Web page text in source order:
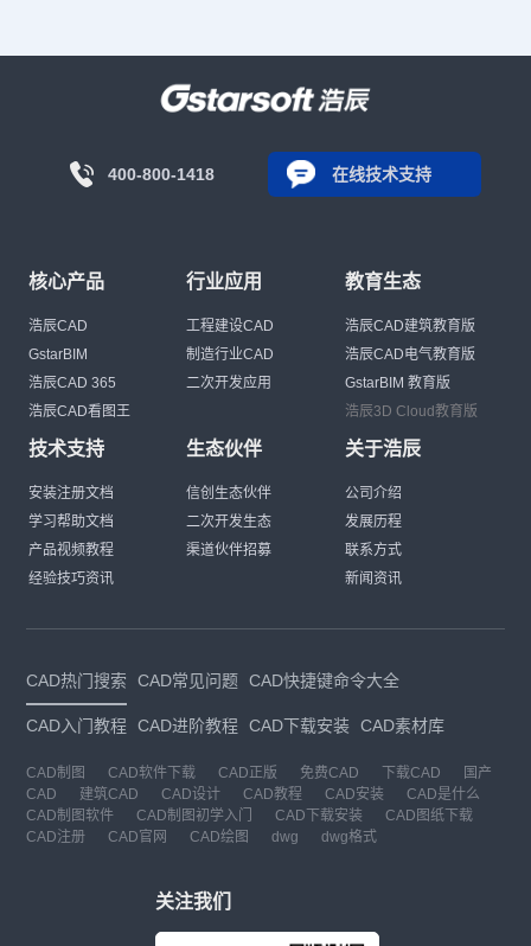
400-800-1418 在线技术支持
核心产品
浩辰CAD
GstarBIM
浩辰CAD 365
浩辰CAD看图王
行业应用
工程建设CAD
制造行业CAD
二次开发应用
教育生态
浩辰CAD建筑教育版
浩辰CAD电气教育版
GstarBIM 教育版
浩辰3D Cloud教育版
技术支持
安装注册文档
学习帮助文档
产品视频教程
经验技巧资讯
生态伙伴
信创生态伙伴
二次开发生态
渠道伙伴招募
关于浩辰
公司介绍
发展历程
联系方式
新闻资讯
CAD热门搜索 CAD常见问题 CAD快捷键命令大全
CAD入门教程 CAD进阶教程 CAD下载安装 CAD素材库
CAD制图 CAD软件下载 CAD正版 免费CAD 下载CAD
国产
CAD
建筑CAD CAD设计 CAD教程 CAD安装
CAD是什么
CAD制图软件
CAD制图初学入门 CAD下载安装
CAD图纸下载
CAD注册
CAD官网 CAD绘图 dwg dwg格式
关注我们